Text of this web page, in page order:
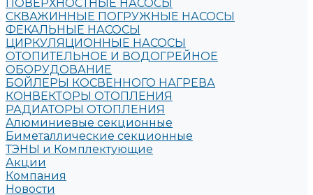
ПОВЕРХНОСТНЫЕ НАСОСЫ
СКВАЖИННЫЕ ПОГРУЖНЫЕ НАСОСЫ
ФЕКАЛЬНЫЕ НАСОСЫ
ЦИРКУЛЯЦИОННЫЕ НАСОСЫ
ОТОПИТЕЛЬНОЕ И ВОДОГРЕЙНОЕ
ОБОРУДОВАНИЕ
БОЙЛЕРЫ КОСВЕННОГО НАГРЕВА
КОНВЕКТОРЫ ОТОПЛЕНИЯ
РАДИАТОРЫ ОТОПЛЕНИЯ
Алюминиевые секционные
Биметаллические секционные
ТЭНЫ и Комплектующие
Акции
Компания
Новости